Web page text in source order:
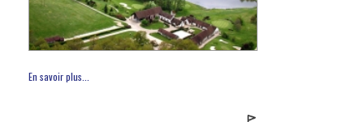
En savoir plus...